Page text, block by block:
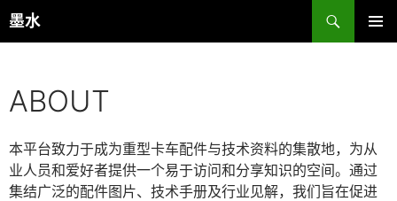
跳
至
墨水
搜
索
ABOUT
本平台致力于成为重型卡车配件与技术资料的集散地，为从
业人员和爱好者提供一个易于访问和分享知识的空间。通过
集结广泛的配件图片、技术手册及行业见解，我们旨在促进